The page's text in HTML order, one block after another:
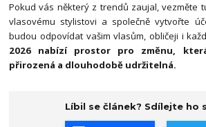
Pokud vás některý z trendů zaujal, vezměte
vlasovému stylistovi a společně vytvořte
budou odpovídat vašim vlasům, obličeji i
2026 nabízí prostor pro změnu,
přirozená a dlouhodobě udržitelná.
Líbil se článek? Sdílejte ho